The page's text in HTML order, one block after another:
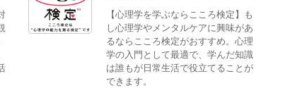
【心理学を学ぶならこころ検定】も
し心理学やメンタルケアに興味があ
るならこころ検定がおすすめ。心理
学の入門として最適で、学んだ知識
は誰もが日常生活で役立てることが
できます。